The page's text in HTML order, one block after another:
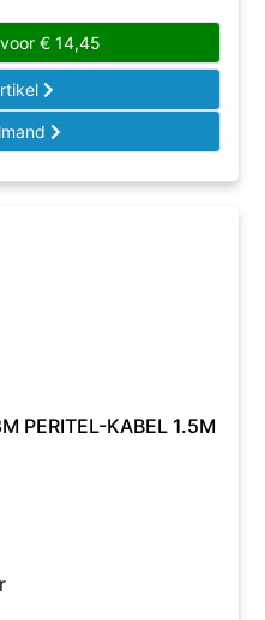
€ 14,45
PERITEL-KABEL 1.5M